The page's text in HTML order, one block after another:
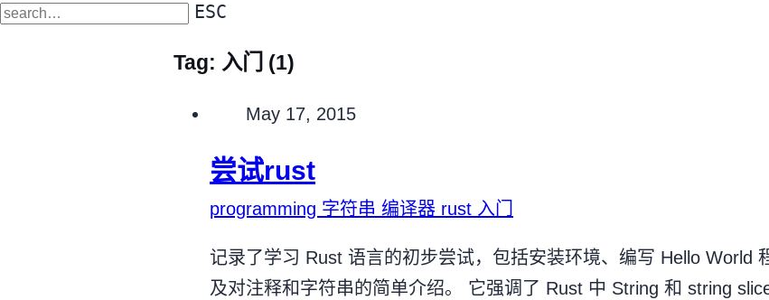
ESC
Tag: 入门 (1)
Published on
May 17, 2015
尝试rust
programming 字符串 编译器 rust 入门
记录了学习 Rust 语言的初步尝试，包括安装环境、编写 Hello World
及对注释和字符串的简单介绍。 它强调了 Rust 中 String 和 string